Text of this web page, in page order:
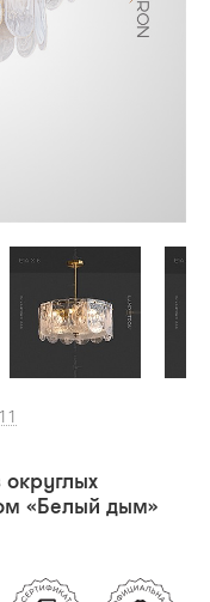
«Белый дым»